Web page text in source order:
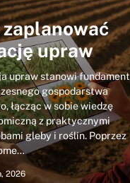
zaplanować
upraw
upraw stanowi fundament
gospodarstwa
łącząc w sobie wiedzę
z praktycznymi
gleby i roślin. Poprzez
2026